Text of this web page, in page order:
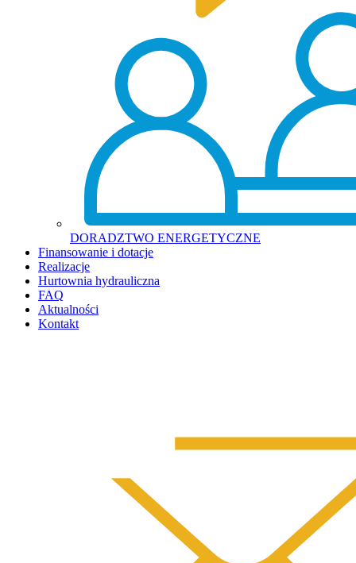
DORADZTWO ENERGETYCZNE
Finansowanie i dotacje
Realizacje
Hurtownia hydrauliczna
FAQ
Aktualności
Kontakt